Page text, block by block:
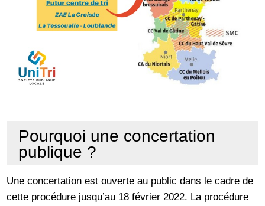
Pourquoi une concertation
publique ?
Une concertation est ouverte au public dans le cadre de
cette procédure jusqu’au 18 février 2022. La procédure